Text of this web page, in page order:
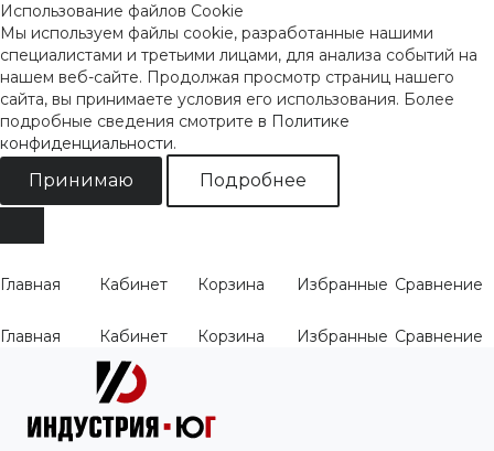
Использование файлов Cookie
Мы используем файлы cookie, разработанные нашими
специалистами и третьими лицами, для анализа событий на
нашем веб-сайте. Продолжая просмотр страниц нашего
сайта, вы принимаете условия его использования. Более
подробные сведения смотрите в Политике
конфиденциальности.
Принимаю Подробнее
Главная Кабинет Корзина Избранные Сравнение
Главная Кабинет Корзина Избранные Сравнение